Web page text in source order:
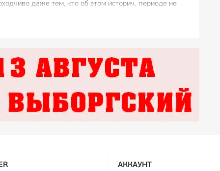
даже тем, кто об этом историч. периоде не
АККАУНТ